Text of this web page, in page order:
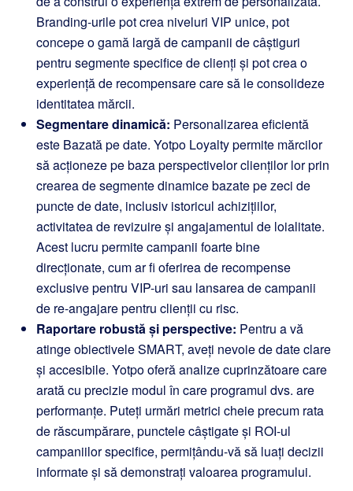
Branding-urile pot crea niveluri VIP unice, pot
concepe o gamă largă de campanii de câștiguri
pentru segmente specifice de clienți și pot crea o
experiență de recompensare care să le consolideze
identitatea mărcii.
Segmentare dinamică: Personalizarea eficientă
este Bazată pe date. Yotpo Loyalty permite mărcilor
să acționeze pe baza perspectivelor clienților lor prin
crearea de segmente dinamice bazate pe zeci de
puncte de date, inclusiv istoricul achizițiilor,
activitatea de revizuire și angajamentul de loialitate.
Acest lucru permite campanii foarte bine
direcționate, cum ar fi oferirea de recompense
exclusive pentru VIP-uri sau lansarea de campanii
de re-angajare pentru clienții cu risc.
Raportare robustă și perspective: Pentru a vă
atinge obiectivele SMART, aveți nevoie de date clare
și accesibile. Yotpo oferă analize cuprinzătoare care
arată cu precizie modul în care programul dvs. are
performanțe. Puteți urmări metrici cheie precum rata
de răscumpărare, punctele câștigate și ROI-ul
campaniilor specifice, permițându-vă să luați decizii
informate și să demonstrați valoarea programului.